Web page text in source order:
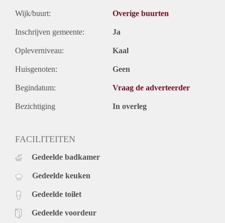
Wijk/buurt: Overige buurten
Inschrijven gemeente: Ja
Opleverniveau: Kaal
Huisgenoten: Geen
Begindatum: Vraag de adverteerder
Bezichtiging In overleg
FACILITEITEN
Gedeelde badkamer
Gedeelde keuken
Gedeelde toilet
Gedeelde voordeur